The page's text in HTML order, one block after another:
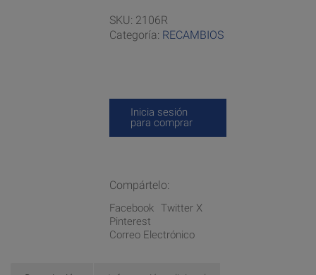
SKU: 2106R
Categoría: RECAMBIOS
Inicia sesión
para comprar
Compártelo:
Facebook Twitter X
Pinterest
Correo Electrónico